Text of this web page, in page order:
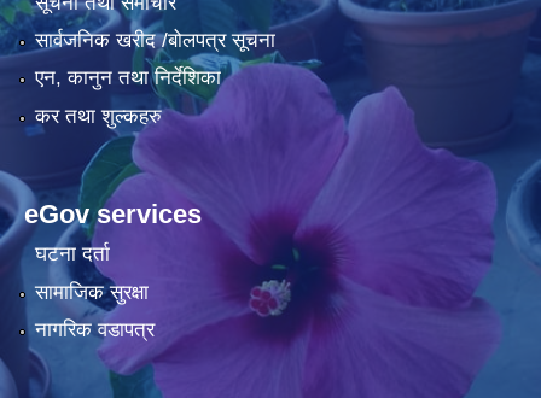
सार्वजनिक खरीद /बोलपत्र सूचना
एन, कानुन तथा निर्देशिका
कर तथा शुल्कहरु
eGov services
घटना दर्ता
सामाजिक सुरक्षा
नागरिक वडापत्र